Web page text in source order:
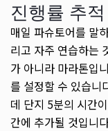
진행률 추적
매일 파슈토어를 말
리고 자주 연습하는
가 아니라 마라톤입
를 설정할 수 있습니
데 단지 5분의 시간
간에 추가될 것입니